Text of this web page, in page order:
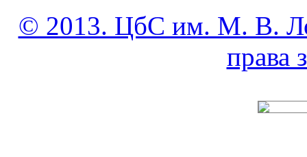
© 2013. ЦбС им. М. В.
права